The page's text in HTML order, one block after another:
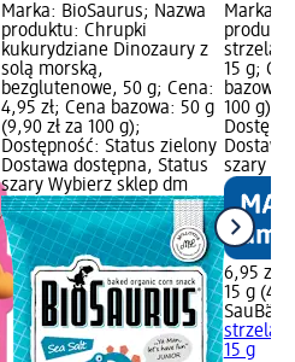
Marka: BioSaurus; Nazwa
produktu: Chrupki
kukurydziane Dinozaury z
solą morską,
bezglutenowe, 50 g; Cena:
4,95 zł; Cena bazowa: 50 g
(9,90 zł za 100 g);
Dostępność: Status zielony
Dostawa dostępna, Status
szary Wybierz sklep dm
Marka:
15 g;
bazowa:
100 g);
szary
6,95 zł
15 g
SauBär
15 g